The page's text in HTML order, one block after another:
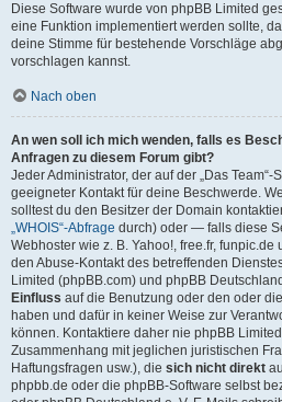
Diese Software wurde von phpBB Limited
eine Funktion implementiert werden sollte,
deine Stimme für bestehende Vorschläge
vorschlagen kannst.
Nach oben
An wen soll ich mich wenden, falls es
Anfragen zu diesem Forum gibt?
Jeder Administrator, der auf der „Das Team“-
geeigneter Kontakt für deine Beschwerde.
solltest du den Besitzer der Domain
„WHOIS“-Abfrage durch) oder — falls diese
Webhoster wie z. B. Yahoo!, free.fr,
den Abuse-Kontakt des betreffenden
Limited (phpBB.com) und phpBB
Einfluss auf die Benutzung oder den oder
haben und dafür in keiner Weise zur
können. Kontaktiere daher nie phpBB
Zusammenhang mit jeglichen juristischen
Haftungsfragen usw.), die sich nicht direkt
phpbb.de oder die phpBB-Software selbst